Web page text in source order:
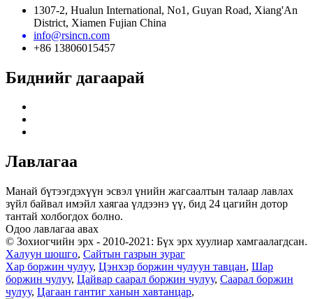
1307-2, Hualun International, No1, Guyan Road, Xiang'An
District, Xiamen Fujian China
info@rsincn.com
+86 13806015457
Биднийг дагаарай
Лавлагаа
Манай бүтээгдэхүүн эсвэл үнийн жагсаалтын талаар лавлах
зүйл байвал имэйл хаягаа үлдээнэ үү, бид 24 цагийн дотор
тантай холбогдох болно.
Одоо лавлагаа авах
© Зохиогчийн эрх - 2010-2021: Бүх эрх хуулиар хамгаалагдсан.
Халуун шошго, Сайтын газрын зураг
Хар боржин чулуу, Цэнхэр боржин чулуун тавцан, Шар
боржин чулуу, Цайвар саарал боржин чулуу, Саарал боржин
чулуу, Цагаан гантиг ханын хавтанцар,